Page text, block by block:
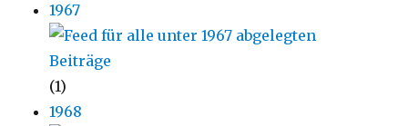
1967
(1)
1968